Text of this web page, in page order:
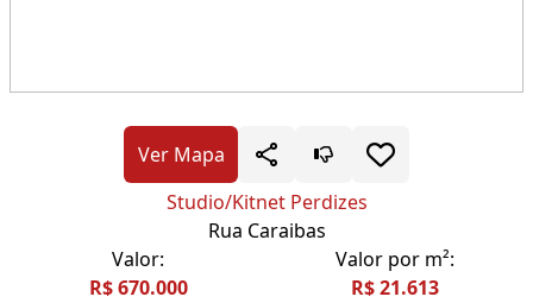
Ver Mapa
Studio/Kitnet Perdizes
Rua Caraibas
Valor:
R$ 670.000
Valor por m²:
R$ 21.613